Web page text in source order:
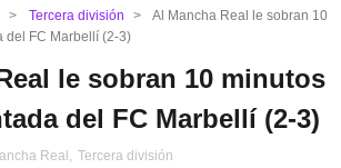
> Tercera división >
Al Mancha Real le sobran 10
del FC Marbellí (2-3)
le sobran 10 minutos
del FC Marbellí (2-3)
Real , Tercera división